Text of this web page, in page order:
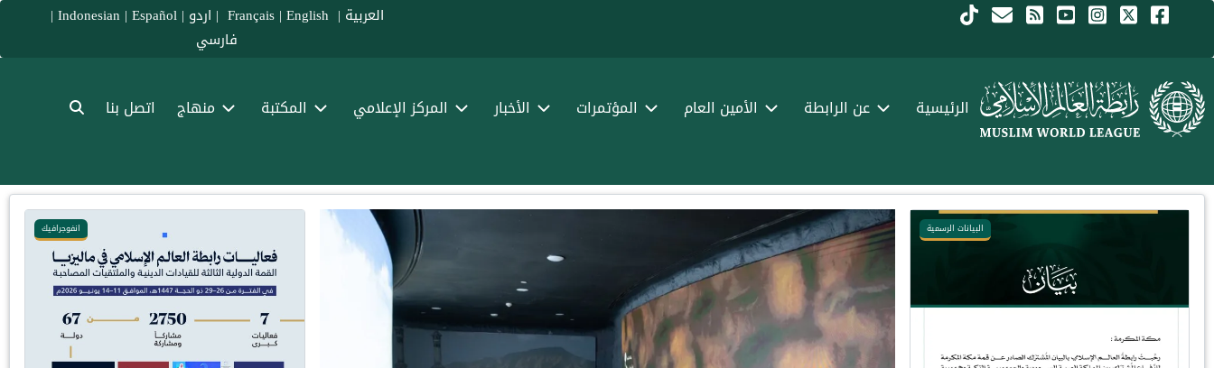
تجاوز إلى المحتوى الرئيسي العربية |
Français
| English
| اردو |
Indonesian | Español
|
فارسي
Menu Arabic الرئيسية عن الرابطة الأمين العام المؤتمرات الأخبار المركز الإعلامي المكتبة منهاج اتصل بنا
البيانات الرسمية انفوجرافيك